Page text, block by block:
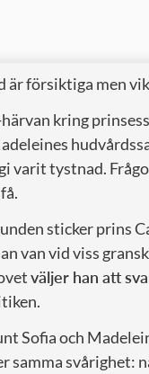
är försiktiga men
kring
varit tystnad.
sticker prins
van vid viss
väljer han att
Sofia och
samma svårighet: